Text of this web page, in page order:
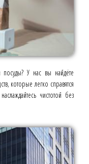
У нас вы найдёте
которые легко справятся
чистотой без